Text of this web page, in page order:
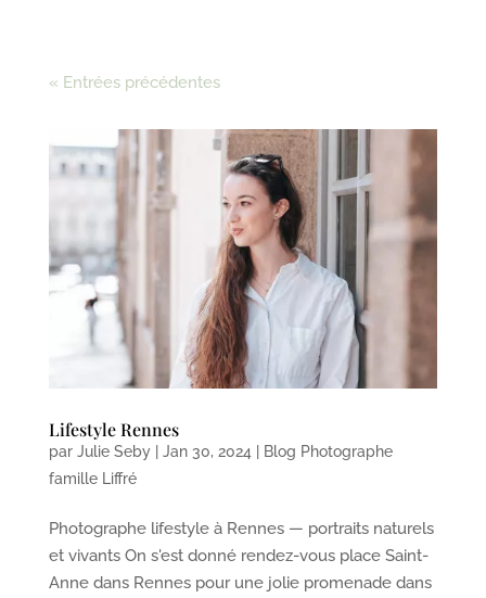
« Entrées précédentes
Lifestyle Rennes
par Julie Seby| Jan 30, 2024 | Blog Photographe
famille Liffré
Photographe lifestyle à Rennes — portraits naturels
et vivants On s'est donné rendez-vous place Saint-
Anne dans Rennes pour une jolie promenade dans